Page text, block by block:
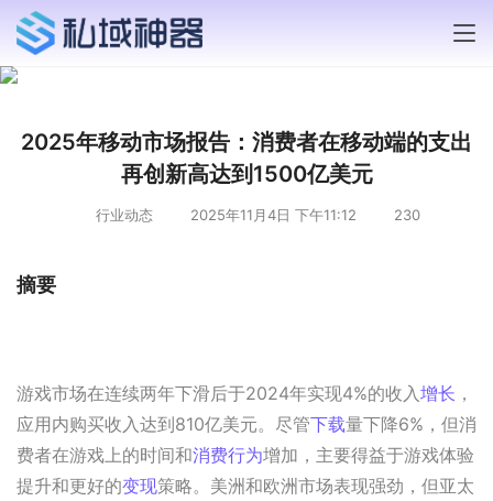
2025年移动市场报告：消费者在移动端的支出
再创新高达到1500亿美元
行业动态 2025年11月4日 下午11:12 230
摘要
游戏市场在连续两年下滑后于2024年实现4%的收入增长 ，
应用内购买收入达到810亿美元。尽管下载量下降6%，但消
费者在游戏上的时间和消费行为增加，主要得益于游戏体验
提升和更好的变现策略。美洲和欧洲市场表现强劲，但亚太